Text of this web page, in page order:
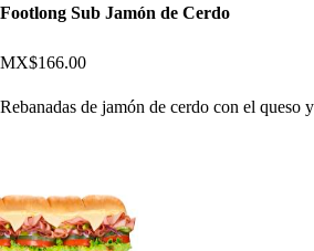
Footlong Sub Jamón de Cerdo
MX$166.00
Rebanadas de jamón de cerdo con el queso